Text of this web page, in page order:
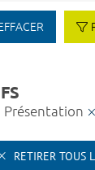
Présentation
RETIRER TOUS